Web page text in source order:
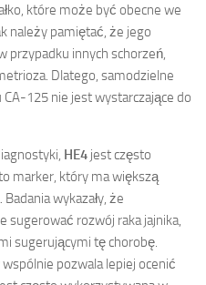
które może być obecne we
należy pamiętać, że jego
przypadku innych schorzeń,
Dlatego, samodzielne
125 nie jest wystarczające do
HE4 jest często
marker, który ma większą
wykazały, że
sugerować rozwój raka jajnika,
sugerującymi tę chorobę.
pozwala lepiej ocenić